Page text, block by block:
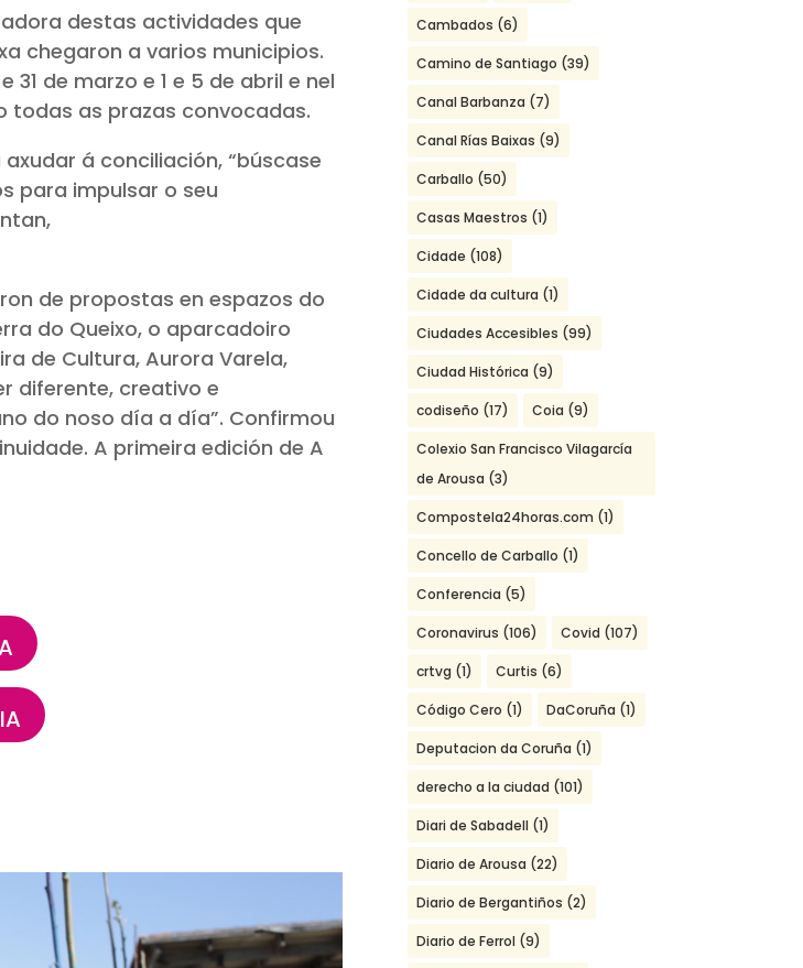
destas actividades que
chegaron a varios municipios.
de marzo e 1 e 5 de abril e nel
as prazas convocadas.
á conciliación, “búscase
para impulsar o seu
de propostas en espazos do
do Queixo, o aparcadoiro
de Cultura, Aurora Varela,
diferente, creativo e
do noso día a día”. Confirmou
A primeira edición de A
Cambados (6)
Camino de Santiago (39)
Canal Barbanza (7)
Canal Rías Baixas (9)
Carballo (50)
Casas Maestros (1)
Cidade (108)
Cidade da cultura (1)
Ciudades Accesibles (99)
Ciudad Histórica (9)
codiseño (17) Coia (9)
Colexio San Francisco Vilagarcía
de Arousa (3)
Compostela24horas.com (1)
Concello de Carballo (1)
Conferencia (5)
Coronavirus (106) Covid (107)
crtvg (1) Curtis (6)
Código Cero (1) DaCoruña (1)
Deputacion da Coruña (1)
derecho a la ciudad (101)
Diari de Sabadell (1)
Diario de Arousa (22)
Diario de Bergantiños (2)
Diario de Ferrol (9)